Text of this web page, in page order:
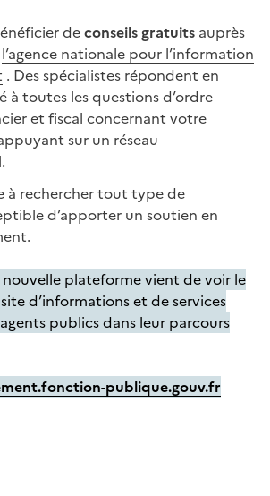
deconseils gratuits auprès
l’agence nationale pour l’information
. Des spécialistes répondent en
toutes les questions d’ordre
et fiscal concernant votre
sur un réseau
à rechercher tout type de
d’apporter un soutien en
nouvelle plateforme vient de voir le
site d’informations et de services
publics dans leur parcours
publique.gouv.fr